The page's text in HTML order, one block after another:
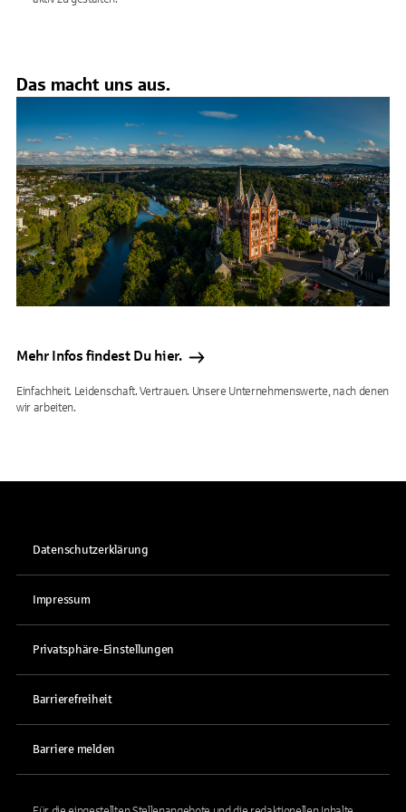
Das macht uns aus.
Mehr Infos findest Du hier.
Einfachheit. Leidenschaft. Vertrauen. Unsere Unternehmenswerte, nach denen
wir arbeiten.
Datenschutzerklärung
Impressum
Privatsphäre-Einstellungen
Barrierefreiheit
Barriere melden